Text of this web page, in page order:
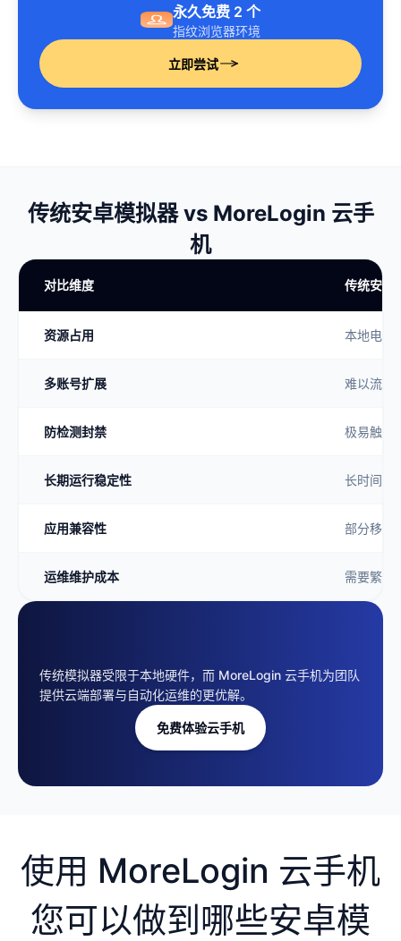
永久免费 2 个
指纹浏览器环境
立即尝试
传统安卓模拟器 vs MoreLogin 云手
机
对比维度 传统安卓
资源占用 本地电脑
多账号扩展 难以流畅
防检测封禁 极易触发
长期运行稳定性 长时间运
应用兼容性 部分移动
运维维护成本 需要繁琐
传统模拟器受限于本地硬件，而 MoreLogin 云手机为团队
提供云端部署与自动化运维的更优解。
免费体验云手机
使用 MoreLogin 云手机
您可以做到哪些安卓模